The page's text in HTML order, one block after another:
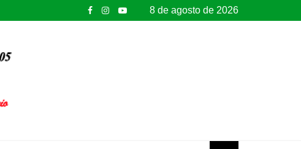
8 de agosto de 2026